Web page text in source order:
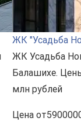
ЖК "Усадьба
ЖК Усадьба
Балашихе.
млн рублей
Цена от